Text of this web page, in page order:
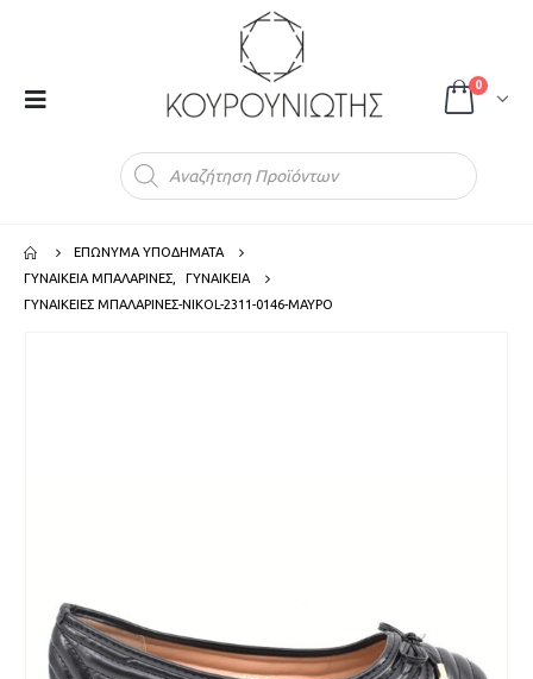
0
ΕΠΩΝΥΜΑ ΥΠΟΔΗΜΑΤΑ
ΓΥΝΑΙΚΕΙΑ ΜΠΑΛΑΡΙΝΕΣ
ΓΥΝΑΙΚΕΙΑ
ΓΥΝΑΙΚΕΙΕΣ ΜΠΑΛΑΡΙΝΕΣ-NIKOL-2311-0146-ΜΑΥΡΟ